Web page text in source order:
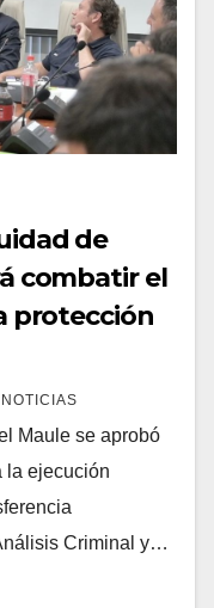
de
combatir el
protección
Maule se aprobó
la ejecución
Criminal y…